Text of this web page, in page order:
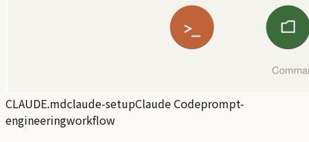
CLAUDE.mdclaude-setupClaude Codeprompt-
engineeringworkflow